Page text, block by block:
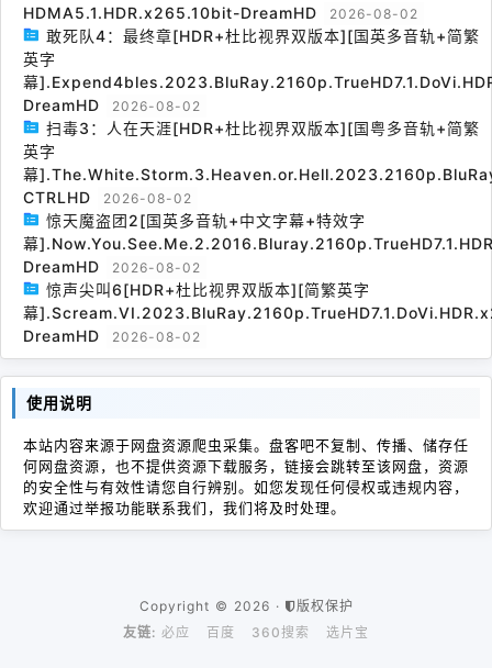
HDMA5.1.HDR.x265.10bit-DreamHD
2026-08-02
敢死队4：最终章[HDR+杜比视界双版本][国英多音轨+简繁
英字
幕
DreamHD
2026-08-02
扫毒3：人在天涯[HDR+杜比视界双版本][国粤多音轨+简繁
英字
幕
CTRLHD
2026-08-02
惊天魔盗团2[国英多音轨+中文字幕+特效字
幕
DreamHD
2026-08-02
惊声尖叫6[HDR+杜比视界双版本][简繁英字
幕
DreamHD
2026-08-02
使用说明
本站内容来源于网盘资源爬虫采集。盘客吧不复制、传播、储存任
何网盘资源，也不提供资源下载服务，链接会跳转至该网盘，资源
的安全性与有效性请您自行辨别。如您发现任何侵权或违规内容，
欢迎通过举报功能联系我们，我们将及时处理。
Copyright © 2026 ·
版权保护
友链: 必应 百度 360搜索 选片宝